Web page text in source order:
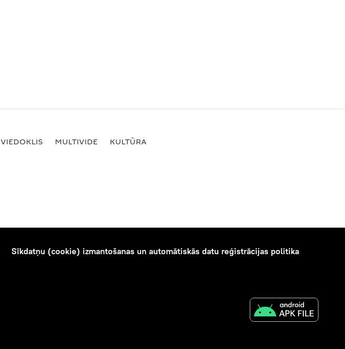
VIEDOKLIS MULTIVIDE KULTŪRA
Sīkdatņu (cookie) izmantošanas un automātiskās datu reģistrācijas politika